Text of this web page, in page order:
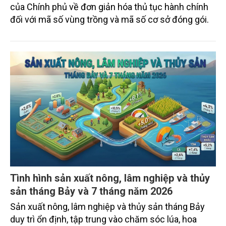
của Chính phủ về đơn giản hóa thủ tục hành chính
đối với mã số vùng trồng và mã số cơ sở đóng gói.
Tình hình sản xuất nông, lâm nghiệp và thủy
sản tháng Bảy và 7 tháng năm 2026
Sản xuất nông, lâm nghiệp và thủy sản tháng Bảy
duy trì ổn định, tập trung vào chăm sóc lúa, hoa